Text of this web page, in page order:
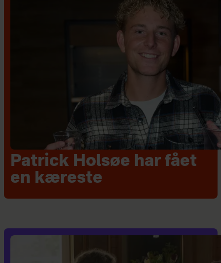
Patrick Holsøe har fået
en kæreste